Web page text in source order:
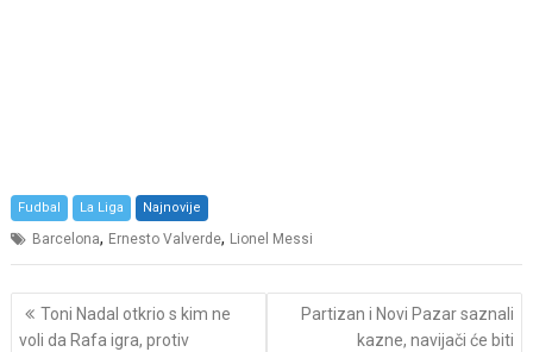
Fudbal La Liga Najnovije
Barcelona, Ernesto Valverde, Lionel Messi
Post
navigation
Toni Nadal otkrio s kim ne
voli da Rafa igra, protiv
Partizan i Novi Pazar saznali
kazne, navijači će biti